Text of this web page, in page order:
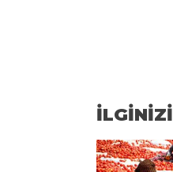
İLGİNİZİ